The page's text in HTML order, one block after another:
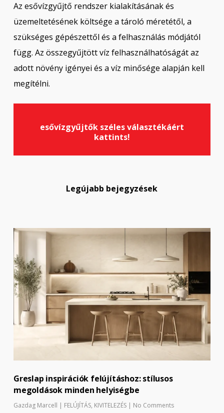
Az esővízgyűjtő rendszer kialakításának és
üzemeltetésének költsége a tároló méretétől, a
szükséges gépészettől és a felhasználás módjától
függ. Az összegyűjtött víz felhasználhatóságát az
adott növény igényei és a víz minősége alapján kell
megítélni.
esővízgyűjtők széles választékáért
kattints!
Legújabb bejegyzések
Greslap inspirációk felújításhoz: stílusos
megoldások minden helyiségbe
Gazdag Marcell | FELÚJÍTÁS, KIVITELEZÉS | No Comments